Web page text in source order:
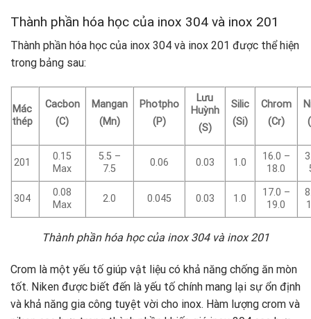
Thành phần hóa học của inox 304 và inox 201
Thành phần hóa học của inox 304 và inox 201 được thể hiện
trong bảng sau:
Mác
thép
Cacbon
(C)
Mangan
(Mn)
Photpho
(P)
Lưu
Huỳnh
(S)
Silic
(Si)
Chrom
(Cr)
201
0.15
Max
5.5 –
7.5
0.06 0.03 1.0
16.0 –
18.0
304
0.08
Max
2.0 0.045 0.03 1.0
17.0 –
19.0
Thành phần hóa học của inox 304 và inox 201
Crom là một yếu tố giúp vật liệu có khả năng chống ăn mòn
tốt. Niken được biết đến là yếu tố chính mang lại sự ổn định
và khả năng gia công tuyệt vời cho inox. Hàm lượng crom và